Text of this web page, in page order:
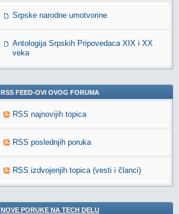
Srpske narodne umotvorine
Antologija Srpskih Pripovedaca XIX i XX
veka
RSS FEED-OVI OVOG FORUMA
RSS najnovijih topica
RSS poslednjih poruka
RSS izdvojenjih topica (vesti i članci)
NOVE PORUKE NA TECH DELU